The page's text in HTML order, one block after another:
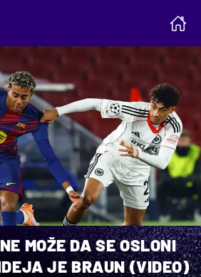
MOŽE DA SE OSLONI
JE BRAUN (VIDEO)